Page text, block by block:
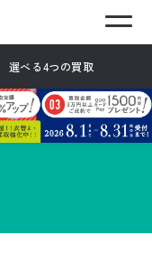
選べる4つの買取